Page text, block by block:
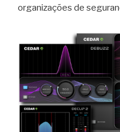
organizações de